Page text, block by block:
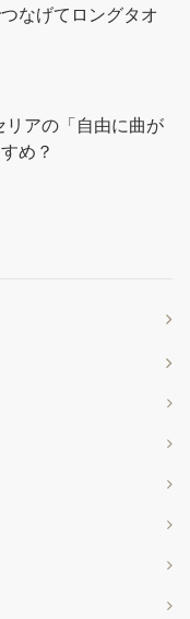
なげてロングタオ
リアの「自由に曲が
め？